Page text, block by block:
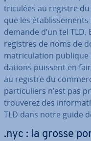
tri­cu­lées au registre
que les
demande d’un tel
registres de noms de
ma­tri­cu­la­tion
da­tions puissent en
au registre du
par­ti­cu­liers n’est pas
trouverez des
TLD dans notre guide
.nyc : la grosse